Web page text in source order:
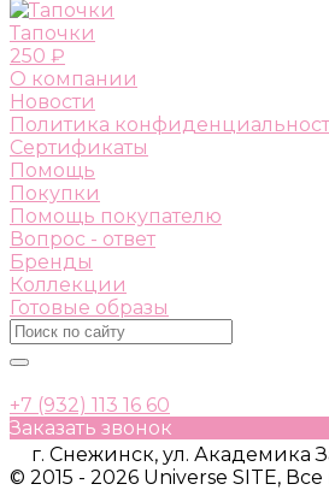
Тапочки
250 ₽
О компании
Новости
Политика
Сертификаты
Помощь
Покупки
Помощь покупателю
Вопрос - ответ
Бренды
Коллекции
Готовые образы
+7 (932) 113 16 60
Заказать звонок
г. Снежинск, ул. Академика
© 2015 - 2026 Universe SITE,